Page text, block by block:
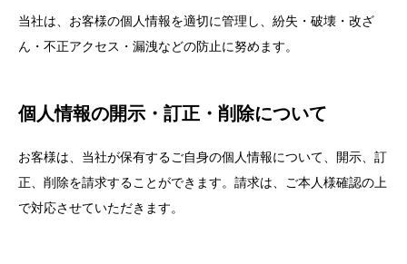
当社は、お客様の個人情報を適切に管理し、紛失・破壊・改ざ
ん・不正アクセス・漏洩などの防止に努めます。
個人情報の開示・訂正・削除について
お客様は、当社が保有するご自身の個人情報について、開示、訂
正、削除を請求することができます。請求は、ご本人様確認の上
で対応させていただきます。